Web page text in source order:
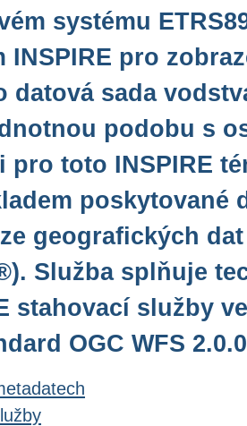
systému
INSPIRE pro
datová sada
podobu s
pro toto INSPIRE
poskytované
geografických
Služba splňuje
stahovací služby
OGC WFS